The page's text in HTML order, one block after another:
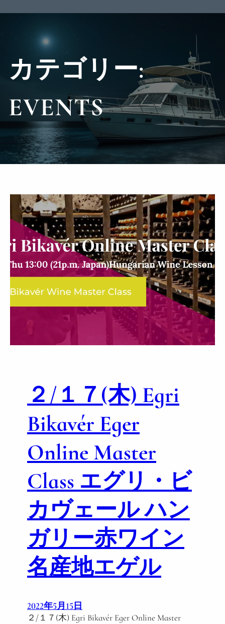
カテゴリー:
EVENTS
２/１７(木) Egri
Bikavér Eger
Online Master
Class エグリ・ビ
カヴェール ハン
ガリー赤ワイン
名産地エゲル
2022年5月15日
２/１７(木) Egri Bikavér Eger Online Master